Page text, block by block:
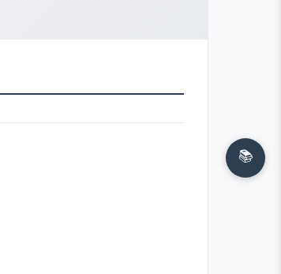
📚